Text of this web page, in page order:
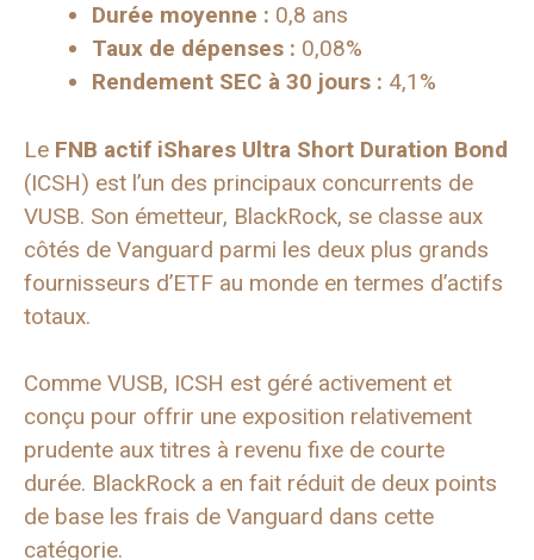
Durée moyenne : 0,8 ans
Taux de dépenses : 0,08%
Rendement SEC à 30 jours : 4,1%
Le FNB actif iShares Ultra Short Duration Bond
(ICSH) est l’un des principaux concurrents de
VUSB. Son émetteur, BlackRock, se classe aux
côtés de Vanguard parmi les deux plus grands
fournisseurs d’ETF au monde en termes d’actifs
totaux.
Comme VUSB, ICSH est géré activement et
conçu pour offrir une exposition relativement
prudente aux titres à revenu fixe de courte
durée. BlackRock a en fait réduit de deux points
de base les frais de Vanguard dans cette
catégorie.